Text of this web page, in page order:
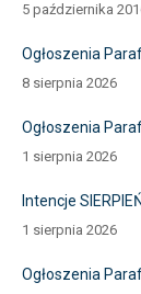
5 października
Ogłoszenia
8 sierpnia 2026
Ogłoszenia
1 sierpnia 2026
Intencje
1 sierpnia 2026
Ogłoszenia